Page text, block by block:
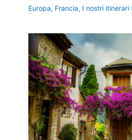
Europa, Francia, I nostri itinerari